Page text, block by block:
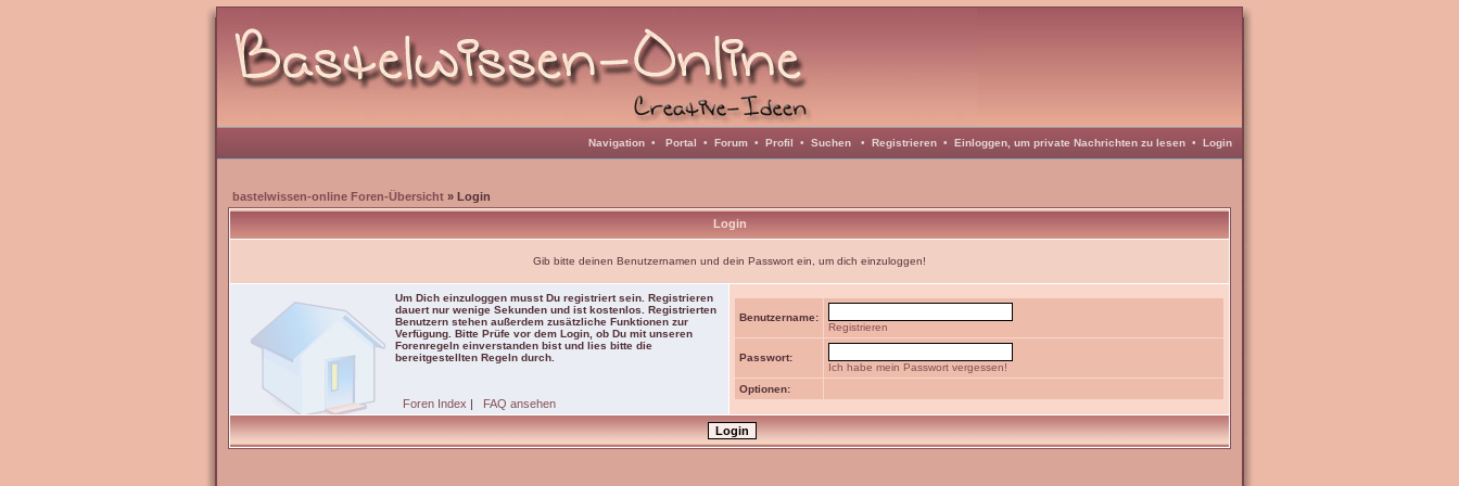
Navigation • Portal • Forum • Profil • Suchen • Registrieren • Einloggen, um private Nachrichten zu lesen • Login
bastelwissen-online Foren-Übersicht » Login
Login
Gib bitte deinen Benutzernamen und dein Passwort ein, um dich einzuloggen!
Um Dich einzuloggen musst Du registriert sein. Registrieren
dauert nur wenige Sekunden und ist kostenlos. Registrierten
Benutzern stehen außerdem zusätzliche Funktionen zur
Verfügung. Bitte Prüfe vor dem Login, ob Du mit unseren
Forenregeln einverstanden bist und lies bitte die
bereitgestellten Regeln durch.
Foren Index | FAQ ansehen
Benutzername:
Registrieren
Passwort:
Ich habe mein Passwort vergessen!
Optionen: